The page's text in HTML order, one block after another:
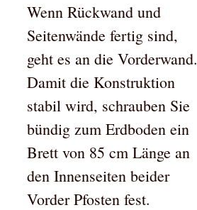
Wenn Rückwand und
Seitenwände fertig sind,
geht es an die Vorderwand.
Damit die Konstruktion
stabil wird, schrauben Sie
bündig zum Erdboden ein
Brett von 85 cm Länge an
den Innenseiten beider
Vorder Pfosten fest.